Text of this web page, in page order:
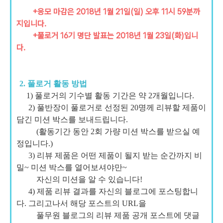
+응모 마감은 2018년 1월 21일(일) 오후 11시 59분까
지입니다.
+풀로거 16기 명단 발표는 2018년 1월 23일(화)입니
다.
2. 풀로거 활동 방법
1) 풀로거의 기수별 활동 기간은 약 2개월입니다.
2) 풀반장이 풀로거로 선정된 20명께 리뷰할 제품이
담긴 미션 박스를 보내드립니다.
(활동기간 동안 2회 가량 미션 박스를 받으실 예
정입니다.)
3) 리뷰 제품은 어떤 제품이 될지 받는 순간까지 비
밀~ 미션 박스를 열어보셔야만~
자신의 미션을 알 수 있습니다!
4) 제품 리뷰 결과를 자신의 블로그에 포스팅합니
다. 그리고나서 해당 포스트의 URL을
풀무원 블로그의 리뷰 제품 공개 포스트에 댓글